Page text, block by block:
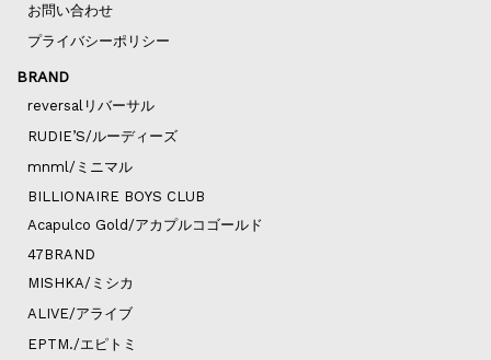
お問い合わせ
プライバシーポリシー
BRAND
reversalリバーサル
RUDIE’S/ルーディーズ
mnml/ミニマル
BILLIONAIRE BOYS CLUB
Acapulco Gold/アカプルコゴールド
47BRAND
MISHKA/ミシカ
ALIVE/アライブ
EPTM./エピトミ